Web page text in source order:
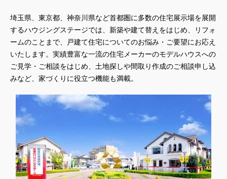
埼玉県、東京都、神奈川県など首都圏に多数の住宅展示場を展開
するハウジングステージでは、新築や建て替えをはじめ、リフォ
ームのことまで、戸建て住宅についてのお悩み・ご要望にお応え
いたします。実績豊富な一流の住宅メーカーのモデルハウスへの
ご見学・ご相談をはじめ、土地探しや間取り作成のご相談申し込
みなど、家づくりに役立つ機能も満載。